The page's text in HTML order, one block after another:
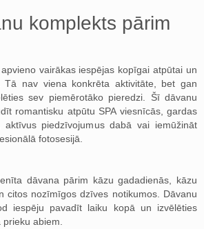
komplekts pārim
vairākas iespējas kopīgai atpūtai un
Tā nav viena konkrēta aktivitāte, bet gan
sev piemērotāko pieredzi. Šī dāvanu
romantisku atpūtu SPA viesnīcās, gardas
aktīvus piedzīvojumus dabā vai iemūžināt
fotosesijā.
dāvana pārim kāzu gadadienās, kāzu
citos nozīmīgos dzīves notikumos. Dāvanu
iespēju pavadīt laiku kopā un izvēlēties
abiem.